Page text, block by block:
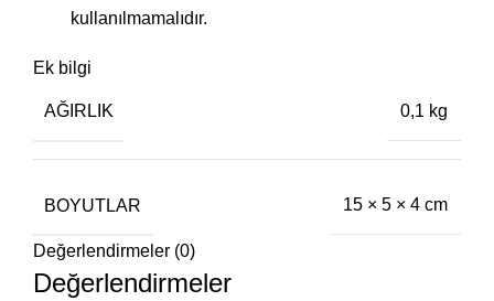
kullanılmamalıdır.
Ek bilgi
AĞIRLIK 0,1 kg
BOYUTLAR 15 × 5 × 4 cm
Değerlendirmeler (0)
Değerlendirmeler